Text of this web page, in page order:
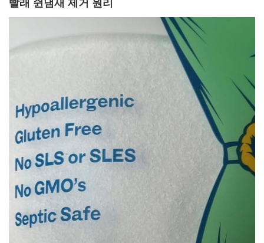
빨래 쉰냄새 제거 원리